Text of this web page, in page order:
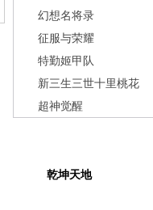
幻想名将录
征服与荣耀
特勤姬甲队
新三生三世十里桃花
超神觉醒
乾坤天地